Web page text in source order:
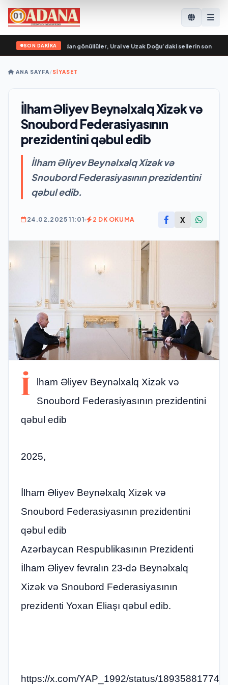
SON DAKİKA
Muhafızları’ndan gönüllüler, Ural ve Uzak Doğu’daki sellerin sonuçlarını
ANA SAYFA/SİYASET
İlham Əliyev Beynəlxalq Xizək və
Snoubord Federasiyasının
prezidentini qəbul edib
İlham Əliyev Beynəlxalq Xizək və
Snoubord Federasiyasının prezidentini
qəbul edib.
24.02.2025 11:01 2 DK OKUMA X
İ
lham Əliyev Beynəlxalq Xizək və
Snoubord Federasiyasının prezidentini
qəbul edib
2025,
İlham Əliyev Beynəlxalq Xizək və
Snoubord Federasiyasının prezidentini
qəbul edib
Azərbaycan Respublikasının Prezidenti
İlham Əliyev fevralın 23-də Beynəlxalq
Xizək və Snoubord Federasiyasının
prezidenti Yoxan Eliaşı qəbul edib.
https://x.com/YAP_1992/status/